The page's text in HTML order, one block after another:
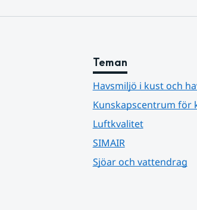
Teman
Havsmiljö i kust och
Kunskapscentrum för
Luftkvalitet
SIMAIR
Sjöar och vattendrag